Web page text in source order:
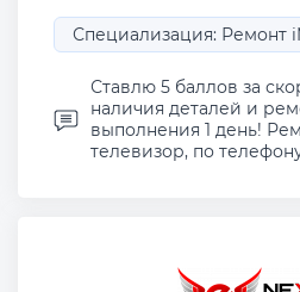
Специализация: Ремонт
Ставлю 5 баллов за
наличия деталей и
выполнения 1 день!
телевизор, по